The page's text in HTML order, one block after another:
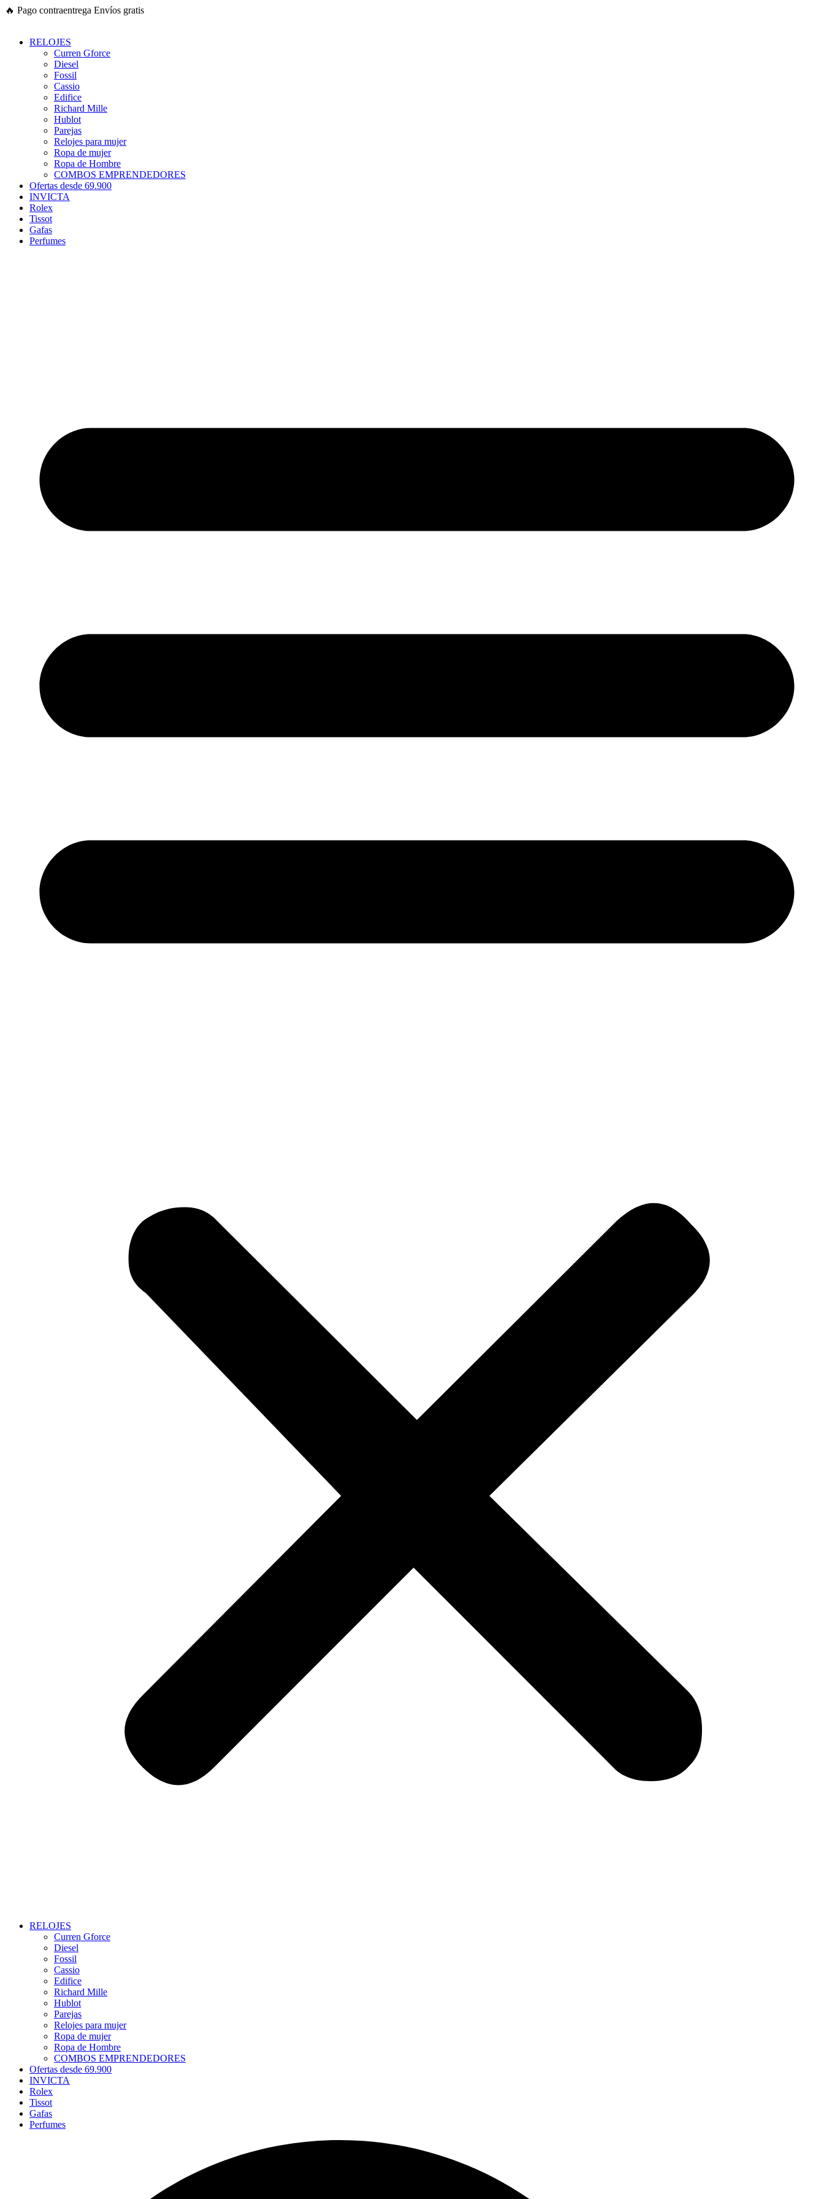
Ir
🔥 Pago contraentrega Envíos gratis
RELOJES
Curren Gforce
Diesel
Fossil
Cassio
Edifice
Richard Mille
Hublot
Parejas
Relojes para mujer
Ropa de mujer
Ropa de Hombre
COMBOS EMPRENDEDORES
Ofertas desde 69.900
INVICTA
Rolex
Tissot
Gafas
Perfumes
RELOJES
Curren Gforce
Diesel
Fossil
Cassio
Edifice
Richard Mille
Hublot
Parejas
Relojes para mujer
Ropa de mujer
Ropa de Hombre
COMBOS EMPRENDEDORES
Ofertas desde 69.900
INVICTA
Rolex
Tissot
Gafas
Perfumes